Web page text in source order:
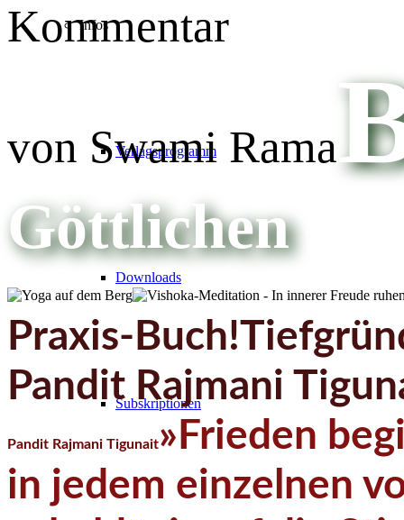
Infos
Verlagsprogramm
Downloads
Subskriptionen
Kommentar
von Swami Rama
Göttlichen
Praxis-Buch!
Pandit Rajmani
Pandit Rajmani Tigunait»Frieden
in jedem einzelnen